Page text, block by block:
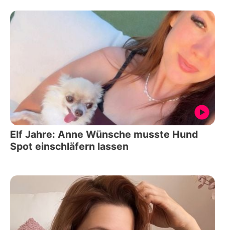
Elf Jahre: Anne Wünsche musste Hund
Spot einschläfern lassen